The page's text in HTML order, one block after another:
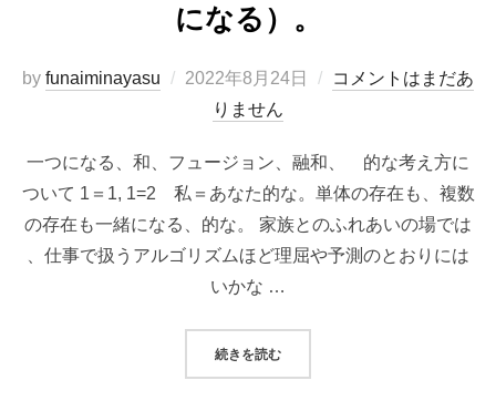
になる）。
by funaiminayasu
投
2022年8月24日
コメントはまだあ
りません
一つになる、和、フュージョン、融和、 的な考え方に
ついて 1＝1, 1=2 私＝あなた的な。単体の存在も、複数
の存在も一緒になる、的な。 家族とのふれあいの場では
、仕事で扱うアルゴリズムほど理屈や予測のとおりには
いかな …
続きを読む“日本的思想を分解する。和（１つ